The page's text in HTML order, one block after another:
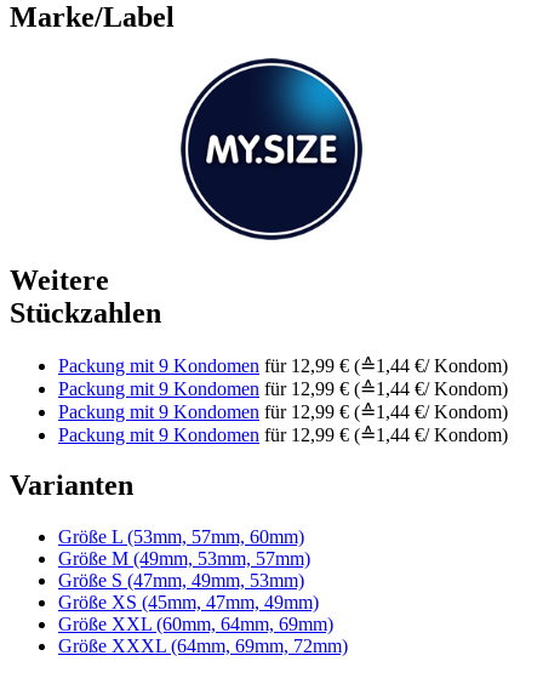
Marke/Label
Weitere
Stückzahlen
Packung mit 9 Kondomen für 12,99 € (≙1,44 €/ Kondom)
Packung mit 9 Kondomen für 12,99 € (≙1,44 €/ Kondom)
Packung mit 9 Kondomen für 12,99 € (≙1,44 €/ Kondom)
Packung mit 9 Kondomen für 12,99 € (≙1,44 €/ Kondom)
Varianten
Größe L (53mm, 57mm, 60mm)
Größe M (49mm, 53mm, 57mm)
Größe S (47mm, 49mm, 53mm)
Größe XS (45mm, 47mm, 49mm)
Größe XXL (60mm, 64mm, 69mm)
Größe XXXL (64mm, 69mm, 72mm)